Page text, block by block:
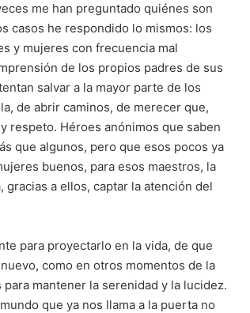
me han preguntado quiénes son
casos he respondido lo mismos: los
y mujeres con frecuencia mal
de los propios padres de sus
salvar a la mayor parte de los
de abrir caminos, de merecer que,
respeto. Héroes anónimos que saben
que algunos, pero que esos pocos ya
buenos, para esos maestros, la
a ellos, captar la atención del
para proyectarlo en la vida, de que
como en otros momentos de la
mantener la serenidad y la lucidez.
que ya nos llama a la puerta no